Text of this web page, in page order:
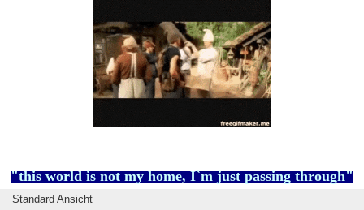
"this world is not my home, I`m just passing through"
Standard Ansicht